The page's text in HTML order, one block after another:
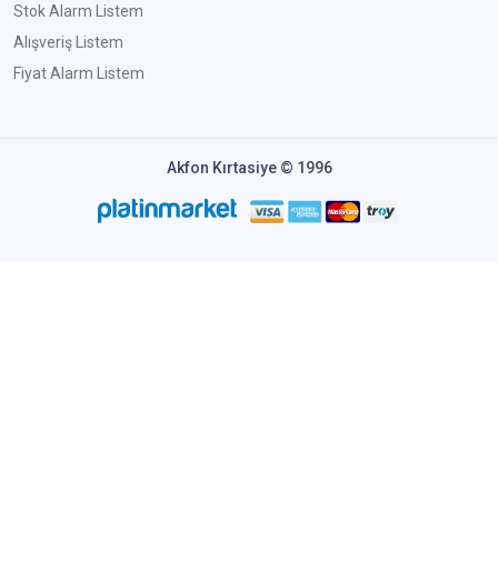
Stok Alarm Listem
Alışveriş Listem
Fiyat Alarm Listem
Akfon Kırtasiye © 1996